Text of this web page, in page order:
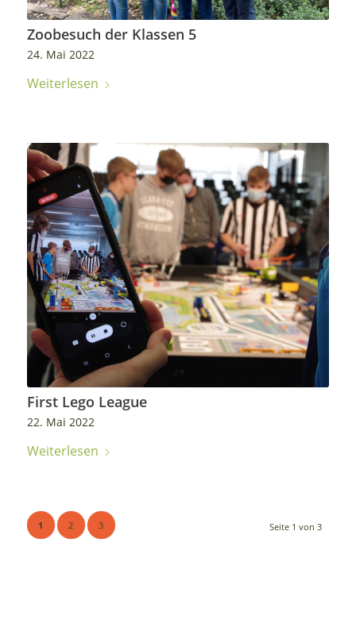
Zoobesuch der Klassen 5
24. Mai 2022
Weiterlesen
First Lego League
22. Mai 2022
Weiterlesen
Seite 1 von 3
1 2 3